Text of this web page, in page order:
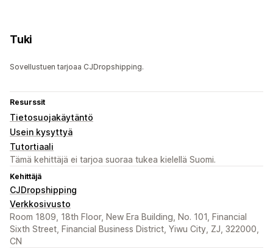
Tuki
Sovellustuen tarjoaa CJDropshipping.
Resurssit
Tietosuojakäytäntö
Usein kysyttyä
Tutortiaali
Tämä kehittäjä ei tarjoa suoraa tukea kielellä Suomi.
Kehittäjä
CJDropshipping
Verkkosivusto
Room 1809, 18th Floor, New Era Building, No. 101, Financial
Sixth Street, Financial Business District, Yiwu City, ZJ, 322000,
CN